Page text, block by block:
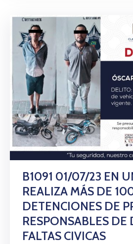
B1091 01/07/23 EN
REALIZA MÁS DE
DETENCIONES DE
RESPONSABLES DE
FALTAS CIVICAS